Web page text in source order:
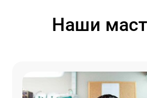
Наши